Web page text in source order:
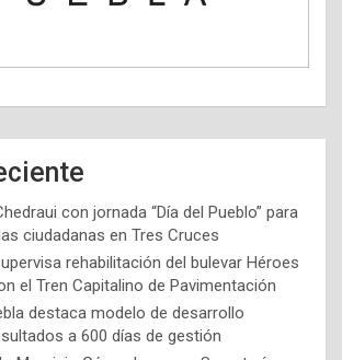
con jornada “Día del Pueblo” para
ciudadanas en Tres Cruces
rehabilitación del bulevar Héroes
el Tren Capitalino de Pavimentación
destaca modelo de desarrollo
a 600 días de gestión